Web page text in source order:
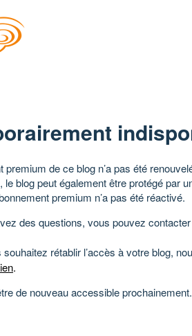
premium de ce blog n’a pas été
blog peut également être protégé par
premium n’a pas été réactivé.
des questions, vous pouvez
souhaitez rétablir l’accès à votre blog,
.
de nouveau accessible